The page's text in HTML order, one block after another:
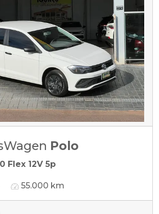
Polo
Flex 12V 5p
55.000 km